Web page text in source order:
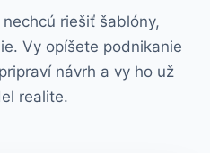
riešiť šablóny,
Vy opíšete podnikanie
návrh a vy ho už
realite.